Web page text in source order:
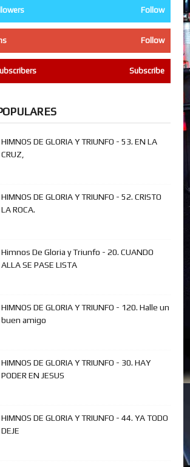
Follow
Follow
Subscribe
HIMNOS DE GLORIA Y TRIUNFO - 53. EN LA
CRUZ,
HIMNOS DE GLORIA Y TRIUNFO - 52. CRISTO
LA ROCA.
Himnos De Gloria y Triunfo - 20. CUANDO
ALLA SE PASE LISTA
HIMNOS DE GLORIA Y TRIUNFO - 120. Halle un
buen amigo
HIMNOS DE GLORIA Y TRIUNFO - 30. HAY
PODER EN JESUS
HIMNOS DE GLORIA Y TRIUNFO - 44. YA TODO
DEJE